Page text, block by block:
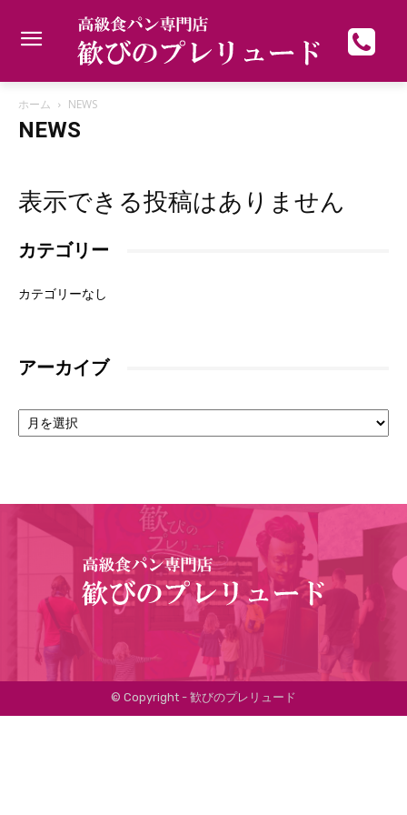
ホーム NEWS
NEWS
表示できる投稿はありません
カテゴリー
カテゴリーなし
アーカイブ
ア
ー
© Copyright - 歓びのプレリュード